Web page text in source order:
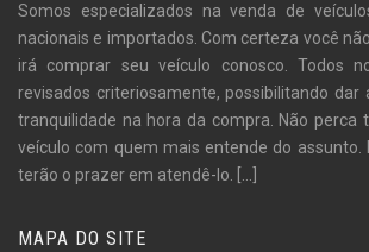
Somos especializados na venda de
nacionais e importados. Com certeza você
irá comprar seu veículo conosco. Todos
revisados criteriosamente, possibilitando dar
tranquilidade na hora da compra. Não perca
veículo com quem mais entende do assunto.
terão o prazer em atendê-lo.
MAPA DO SITE